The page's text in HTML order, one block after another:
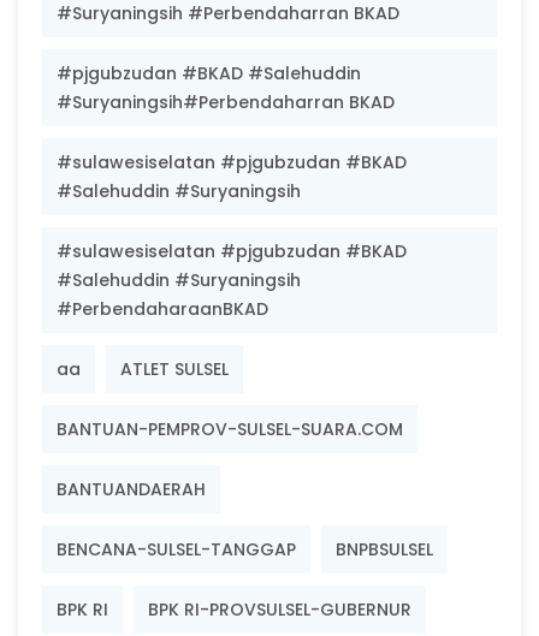
#Suryaningsih #Perbendaharran BKAD
#pjgubzudan #BKAD #Salehuddin
#Suryaningsih#Perbendaharran BKAD
#sulawesiselatan #pjgubzudan #BKAD
#Salehuddin #Suryaningsih
#sulawesiselatan #pjgubzudan #BKAD
#Salehuddin #Suryaningsih
#PerbendaharaanBKAD
aa ATLET SULSEL
BANTUAN-PEMPROV-SULSEL-SUARA.COM
BANTUANDAERAH
BENCANA-SULSEL-TANGGAP BNPBSULSEL
BPK RI BPK RI-PROVSULSEL-GUBERNUR